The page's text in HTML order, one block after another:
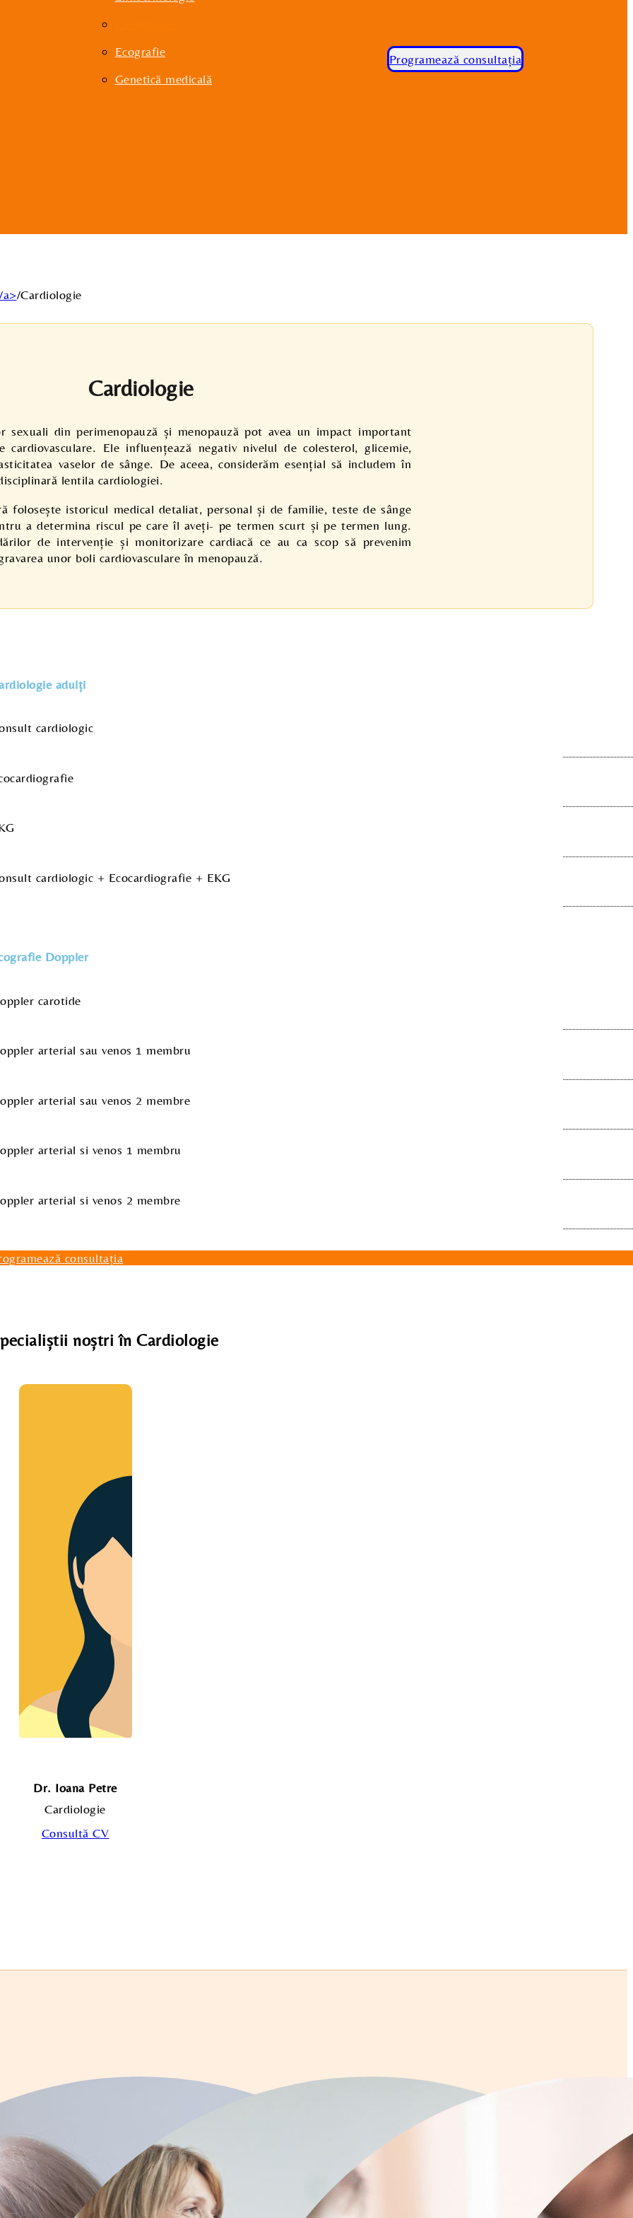
Ecografie
Genetică medicală
Programează consultația
/Cardiologie
Cardiologie
sexuali din perimenopauză și menopauză pot avea un impact important
cardiovasculare. Ele influențează negativ nivelul de colesterol, glicemie,
vaselor de sânge. De aceea, considerăm esențial să includem în
lentila cardiologiei.
folosește istoricul medical detaliat, personal și de familie, teste de sânge
a determina riscul pe care îl aveți- pe termen scurt și pe termen lung.
de intervenție și monitorizare cardiacă ce au ca scop să prevenim
unor boli cardiovasculare în menopauză.
adulți
cardiologic
cardiologic + Ecocardiografie + EKG
Doppler
carotide
arterial sau venos 1 membru
arterial sau venos 2 membre
arterial si venos 1 membru
arterial si venos 2 membre
consultația
noștri în Cardiologie
Dr. Ioana Petre
Cardiologie
Consultă CV